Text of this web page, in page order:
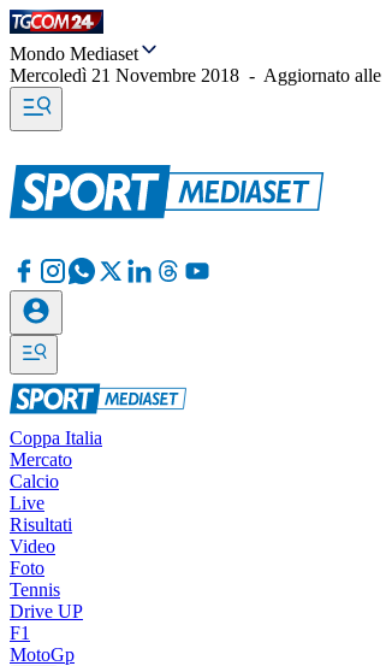
Mondo Mediaset
Mercoledì 21 Novembre 2018 - Aggiornato alle
Coppa Italia
Mercato
Calcio
Live
Risultati
Video
Foto
Tennis
Drive UP
F1
MotoGp